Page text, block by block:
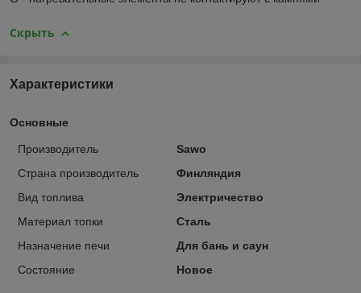
Скрыть
Характеристики
Основные
Производитель
Sawo
Страна производитель
Финляндия
Вид топлива
Электричество
Материал топки
Сталь
Назначение печи
Для бань и саун
Состояние
Новое